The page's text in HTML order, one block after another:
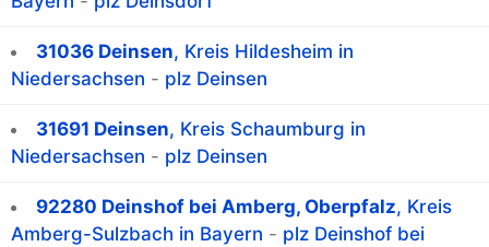
31036 Deinsen, Kreis Hildesheim in
Niedersachsen - plz Deinsen
31691 Deinsen, Kreis Schaumburg in
Niedersachsen - plz Deinsen
92280 Deinshof bei Amberg, Oberpfalz, Kreis
Amberg-Sulzbach in Bayern - plz Deinshof bei